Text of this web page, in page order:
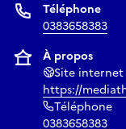
Téléphone
0383658383
À propos
Site internet
https://
Téléphone
0383658383